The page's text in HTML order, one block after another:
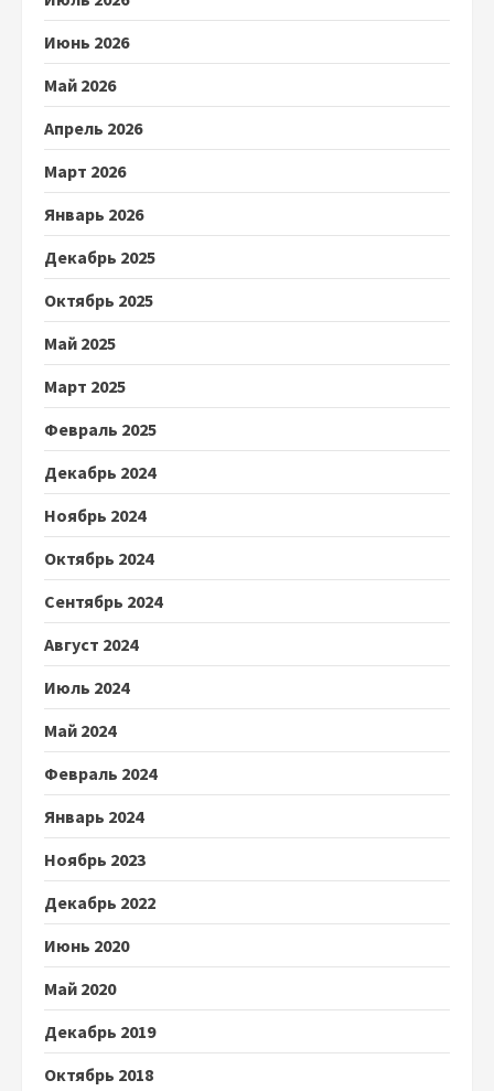
Июнь 2026
Май 2026
Апрель 2026
Март 2026
Январь 2026
Декабрь 2025
Октябрь 2025
Май 2025
Март 2025
Февраль 2025
Декабрь 2024
Ноябрь 2024
Октябрь 2024
Сентябрь 2024
Август 2024
Июль 2024
Май 2024
Февраль 2024
Январь 2024
Ноябрь 2023
Декабрь 2022
Июнь 2020
Май 2020
Декабрь 2019
Октябрь 2018